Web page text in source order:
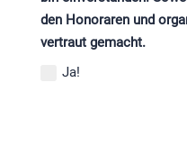
den Honoraren und
vertraut gemacht.
Ja!